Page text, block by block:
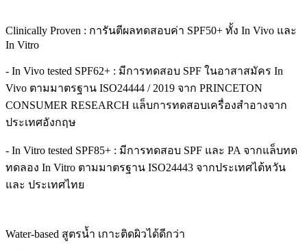
Clinically Proven : การันตีผลทดสอบค่า SPF50+ ทั้ง In Vivo และ
In Vitro
- In Vivo tested SPF62+ : มีการทดสอบ SPF ในอาสาสมัคร In
Vivo ตามมาตรฐาน ISO24444 / 2019 จาก PRINCETON
CONSUMER RESEARCH แล็บการทดสอบเครื่องสำอางจาก
ประเทศอังกฤษ
- In Vitro tested SPF85+ : มีการทดสอบ SPF และ PA จากแล็บทด
ทดลอง In Vitro ตามมาตรฐาน ISO24443 จากประเทศไต้หวัน
และ ประเทศไทย
Water-based สูตรน้ำ เกาะติดผิวได้ดีกว่า